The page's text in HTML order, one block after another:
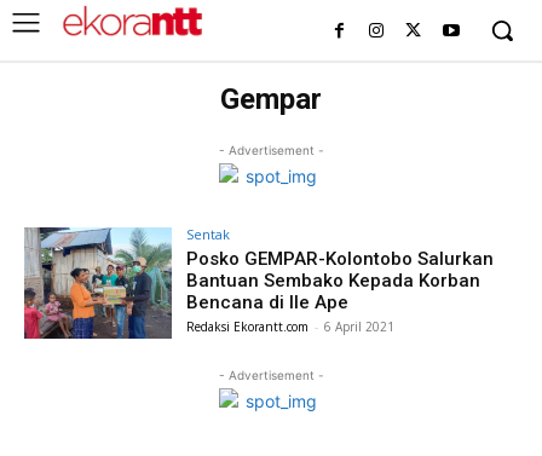
Gempar
- Advertisement -
Sentak
Posko GEMPAR-Kolontobo Salurkan
Bantuan Sembako Kepada Korban
Bencana di Ile Ape
Redaksi Ekorantt.com - 6 April 2021
- Advertisement -